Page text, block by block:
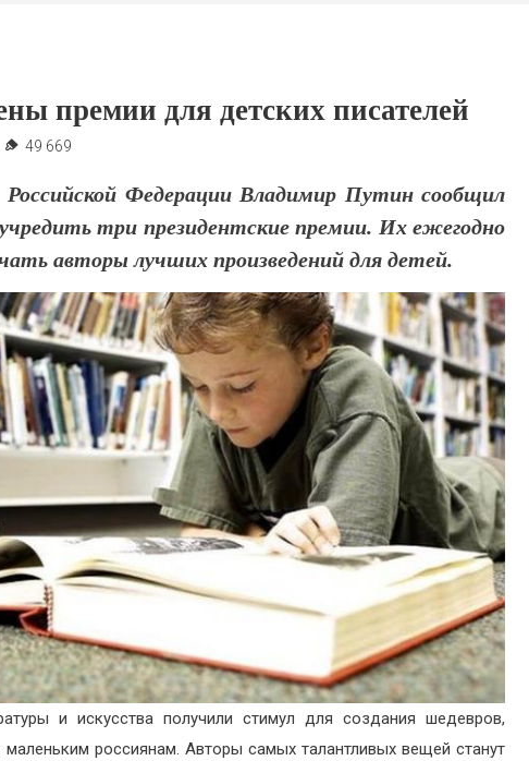
премии для детских писателей
49 669
Российской Федерации Владимир Путин сообщил
три президентские премии. Их ежегодно
авторы лучших произведений для детей.
и искусства получили стимул для создания шедевров,
россиянам. Авторы самых талантливых вещей станут